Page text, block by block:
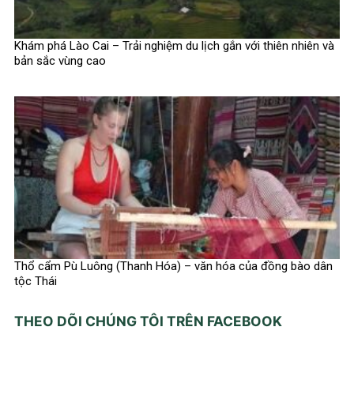
Khám phá Lào Cai – Trải nghiệm du lịch gắn với thiên nhiên và
bản sắc vùng cao
Thổ cẩm Pù Luông (Thanh Hóa) – văn hóa của đồng bào dân
tộc Thái
THEO DÕI CHÚNG TÔI TRÊN FACEBOOK